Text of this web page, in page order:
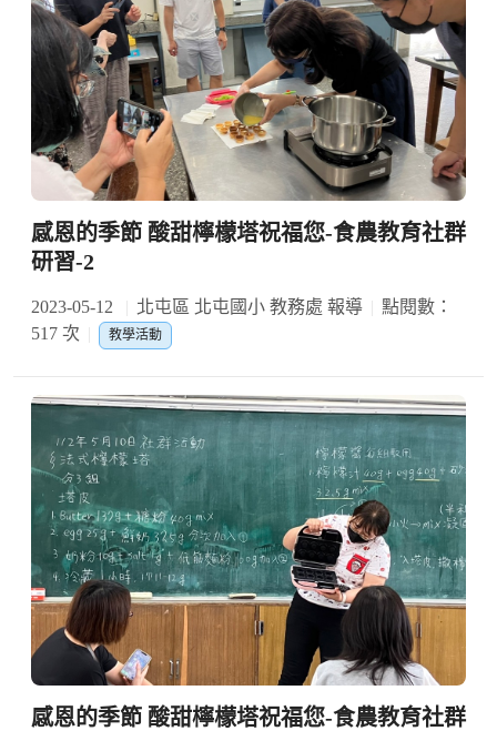
感恩的季節 酸甜檸檬塔祝福您-食農教育社群
研習-2
2023-05-12 北屯區 北屯國小 教務處 報導
點閱數：
517 次
教學活動
感恩的季節 酸甜檸檬塔祝福您-食農教育社群